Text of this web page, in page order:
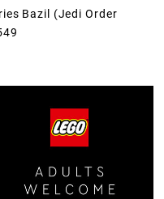
Bazil (Jedi Order